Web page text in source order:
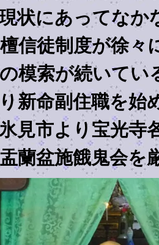
状にあってなか
信徒制度が徐々
模索が続いてい
新命副住職を始
見市より宝光寺
蘭盆施餓鬼会を